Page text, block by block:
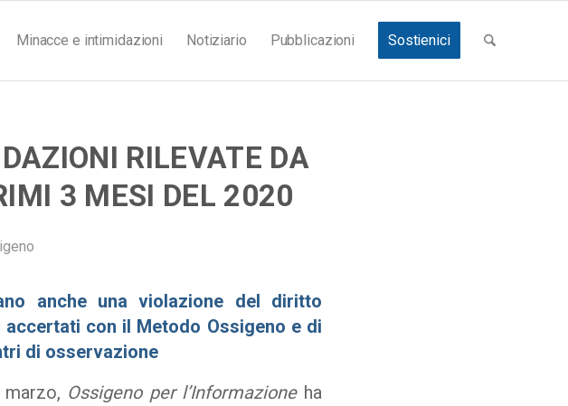
Minacce e intimidazioni Notiziario Pubblicazioni Sostienici
RILEVATE DA
3 MESI DEL 2020
anche una violazione del diritto
con il Metodo Ossigeno e di
di osservazione
Ossigeno per l’Informazioneha